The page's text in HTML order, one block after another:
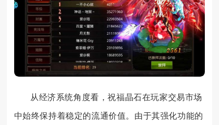
从经济系统角度看，祝福晶石在玩家交易市场
中始终保持着稳定的流通价值。由于其强化功能的